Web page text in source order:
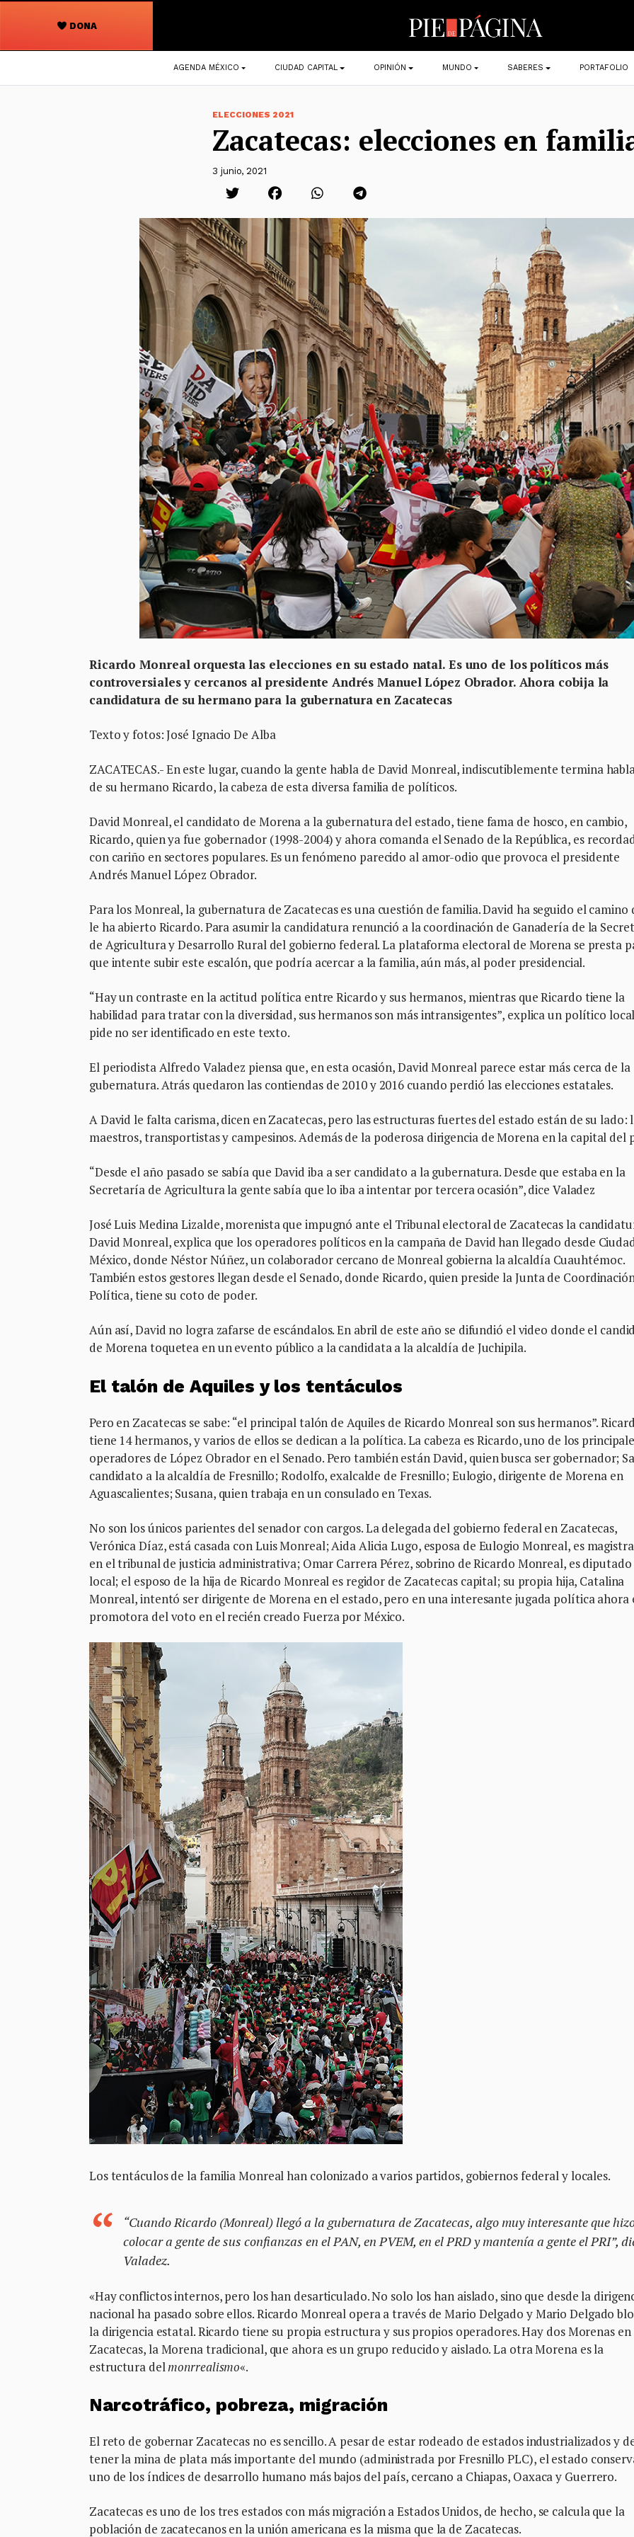
DONA
Navegación
principal
AGENDA MÉXICO CIUDAD CAPITAL OPINIÓN MUNDO SABERES PORTAFOLIO
ELECCIONES 2021
Zacatecas: elecciones en
3 junio, 2021
Ricardo Monreal orquesta las elecciones en su estado natal. Es uno de los políticos más
controversiales y cercanos al presidente Andrés Manuel López Obrador. Ahora cobija la
candidatura de su hermano para la gubernatura en Zacatecas
Texto y fotos: José Ignacio De Alba
ZACATECAS.- En este lugar, cuando la gente habla de David Monreal, indiscutiblemente termina
de su hermano Ricardo, la cabeza de esta diversa familia de políticos.
David Monreal, el candidato de Morena a la gubernatura del estado, tiene fama de hosco, en cambio,
Ricardo, quien ya fue gobernador (1998-2004) y ahora comanda el Senado de la República, es
con cariño en sectores populares. Es un fenómeno parecido al amor-odio que provoca el presidente
Andrés Manuel López Obrador.
Para los Monreal, la gubernatura de Zacatecas es una cuestión de familia. David ha seguido el camino
le ha abierto Ricardo. Para asumir la candidatura renunció a la coordinación de Ganadería de la
de Agricultura y Desarrollo Rural del gobierno federal. La plataforma electoral de Morena se presta
que intente subir este escalón, que podría acercar a la familia, aún más, al poder presidencial.
“Hay un contraste en la actitud política entre Ricardo y sus hermanos, mientras que Ricardo tiene la
habilidad para tratar con la diversidad, sus hermanos son más intransigentes”, explica un político
pide no ser identificado en este texto.
El periodista Alfredo Valadez piensa que, en esta ocasión, David Monreal parece estar más cerca de la
gubernatura. Atrás quedaron las contiendas de 2010 y 2016 cuando perdió las elecciones estatales.
A David le falta carisma, dicen en Zacatecas, pero las estructuras fuertes del estado están de su lado:
maestros, transportistas y campesinos. Además de la poderosa dirigencia de Morena en la capital del
“Desde el año pasado se sabía que David iba a ser candidato a la gubernatura. Desde que estaba en la
Secretaría de Agricultura la gente sabía que lo iba a intentar por tercera ocasión”, dice Valadez
José Luis Medina Lizalde, morenista que impugnó ante el Tribunal electoral de Zacatecas la
David Monreal, explica que los operadores políticos en la campaña de David han llegado desde
México, donde Néstor Núñez, un colaborador cercano de Monreal gobierna la alcaldía Cuauhtémoc.
También estos gestores llegan desde el Senado, donde Ricardo, quien preside la Junta de
Política, tiene su coto de poder.
Aún así, David no logra zafarse de escándalos. En abril de este año se difundió el video donde el
de Morena toquetea en un evento público a la candidata a la alcaldía de Juchipila.
El talón de Aquiles y los tentáculos
Pero en Zacatecas se sabe: “el principal talón de Aquiles de Ricardo Monreal son sus hermanos”.
tiene 14 hermanos, y varios de ellos se dedican a la política. La cabeza es Ricardo, uno de los
operadores de López Obrador en el Senado. Pero también están David, quien busca ser gobernador;
candidato a la alcaldía de Fresnillo; Rodolfo, exalcalde de Fresnillo; Eulogio, dirigente de Morena en
Aguascalientes; Susana, quien trabaja en un consulado en Texas.
No son los únicos parientes del senador con cargos. La delegada del gobierno federal en Zacatecas,
Verónica Díaz, está casada con Luis Monreal; Aida Alicia Lugo, esposa de Eulogio Monreal, es
en el tribunal de justicia administrativa; Omar Carrera Pérez, sobrino de Ricardo Monreal, es diputado
local; el esposo de la hija de Ricardo Monreal es regidor de Zacatecas capital; su propia hija, Catalina
Monreal, intentó ser dirigente de Morena en el estado, pero en una interesante jugada política ahora
promotora del voto en el recién creado Fuerza por México.
Los tentáculos de la familia Monreal han colonizado a varios partidos, gobiernos federal y locales.
“Cuando Ricardo (Monreal) llegó a la gubernatura de Zacatecas, algo muy interesante que
colocar a gente de sus confianzas en el PAN, en PVEM, en el PRD y mantenía a gente el PRI”,
Valadez.
«Hay conflictos internos, pero los han desarticulado. No solo los han aislado, sino que desde la
nacional ha pasado sobre ellos. Ricardo Monreal opera a través de Mario Delgado y Mario Delgado
la dirigencia estatal. Ricardo tiene su propia estructura y sus propios operadores. Hay dos Morenas en
Zacatecas, la Morena tradicional, que ahora es un grupo reducido y aislado. La otra Morena es la
estructura delmonrrealismo«.
Narcotráfico, pobreza, migración
El reto de gobernar Zacatecas no es sencillo. A pesar de estar rodeado de estados industrializados y
tener la mina de plata más importante del mundo (administrada por Fresnillo PLC), el estado
uno de los índices de desarrollo humano más bajos del país, cercano a Chiapas, Oaxaca y Guerrero.
Zacatecas es uno de los tres estados con más migración a Estados Unidos, de hecho, se calcula que la
población de zacatecanos en la unión americana es la misma que la de Zacatecas.